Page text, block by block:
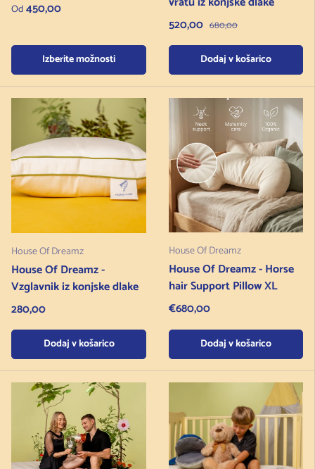
Redna cena
Od450,00
Izberite možnosti
Prodajna cena
520,00 Redna cena
680,00
Dodaj v košarico
House Of Dreamz
House Of Dreamz -
Vzglavnik iz konjske dlake
Redna cena
280,00
Dodaj v košarico
House Of Dreamz
House Of Dreamz - Horse
hair Support Pillow XL
Regular price
€680,00
Dodaj v košarico